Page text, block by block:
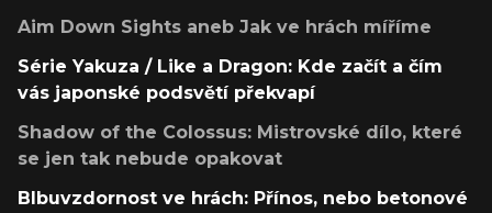
Aim Down Sights aneb Jak ve hrách míříme
Série Yakuza / Like a Dragon: Kde začít a čím
vás japonské podsvětí překvapí
Shadow of the Colossus: Mistrovské dílo, které
se jen tak nebude opakovat
Blbuvzdornost ve hrách: Přínos, nebo betonové